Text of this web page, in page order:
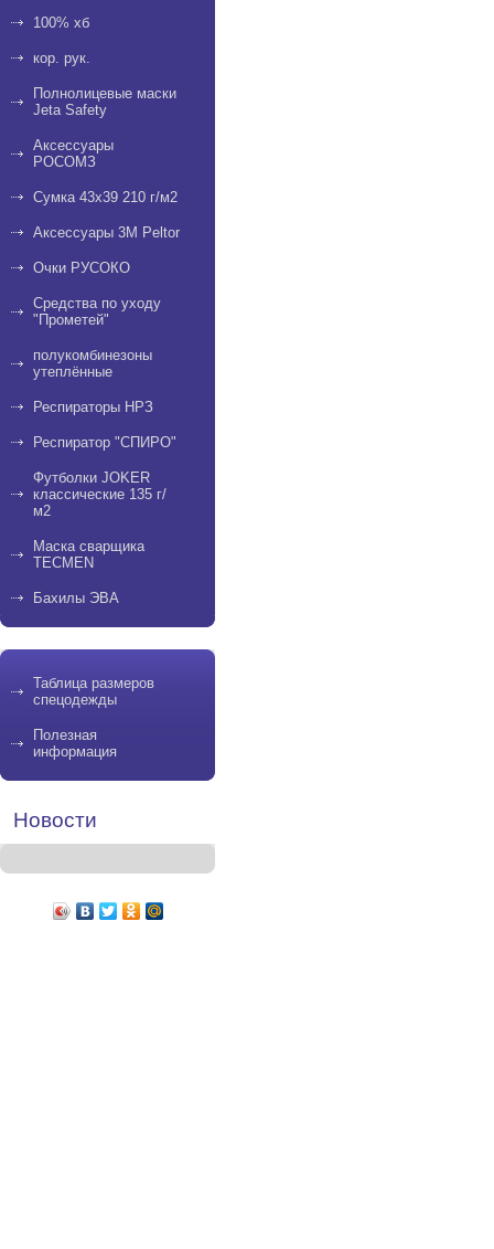
100% хб
кор. рук.
Полнолицевые маски
Jeta Safety
Аксессуары
РОСОМЗ
Сумка 43х39 210 г/м2
Аксессуары 3М Peltor
Очки РУСОКО
Средства по уходу
"Прометей"
полукомбинезоны
утеплённые
Респираторы НРЗ
Респиратор "СПИРО"
Футболки JOKER
классические 135 г/
м2
Маска сварщика
TECMEN
Бахилы ЭВА
Таблица размеров
спецодежды
Полезная
информация
Новости